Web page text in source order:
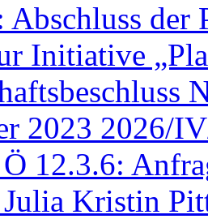
Abschluss der
Initiative
2023 2026/
12.3.6:
Kristin